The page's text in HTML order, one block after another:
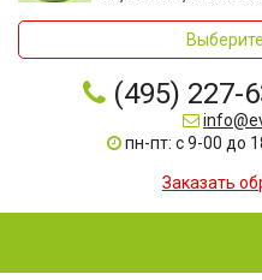
(495) 227-
пн-пт: с 9-00 до
Заказать